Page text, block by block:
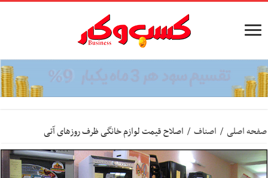
صفحه اصلی / اصناف / اصلاح قیمت لوازم خانگی ظرف روزهای آتی